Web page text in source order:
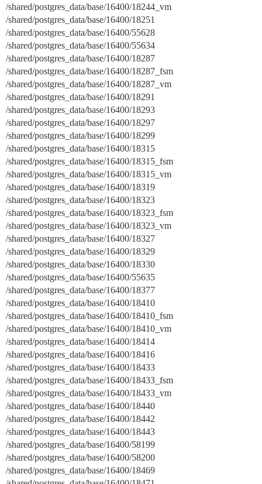
/shared/postgres_data/base/16400/18244_vm
/shared/postgres_data/base/16400/18251
/shared/postgres_data/base/16400/55628
/shared/postgres_data/base/16400/55634
/shared/postgres_data/base/16400/18287
/shared/postgres_data/base/16400/18287_fsm
/shared/postgres_data/base/16400/18287_vm
/shared/postgres_data/base/16400/18291
/shared/postgres_data/base/16400/18293
/shared/postgres_data/base/16400/18297
/shared/postgres_data/base/16400/18299
/shared/postgres_data/base/16400/18315
/shared/postgres_data/base/16400/18315_fsm
/shared/postgres_data/base/16400/18315_vm
/shared/postgres_data/base/16400/18319
/shared/postgres_data/base/16400/18323
/shared/postgres_data/base/16400/18323_fsm
/shared/postgres_data/base/16400/18323_vm
/shared/postgres_data/base/16400/18327
/shared/postgres_data/base/16400/18329
/shared/postgres_data/base/16400/18330
/shared/postgres_data/base/16400/55635
/shared/postgres_data/base/16400/18377
/shared/postgres_data/base/16400/18410
/shared/postgres_data/base/16400/18410_fsm
/shared/postgres_data/base/16400/18410_vm
/shared/postgres_data/base/16400/18414
/shared/postgres_data/base/16400/18416
/shared/postgres_data/base/16400/18433
/shared/postgres_data/base/16400/18433_fsm
/shared/postgres_data/base/16400/18433_vm
/shared/postgres_data/base/16400/18440
/shared/postgres_data/base/16400/18442
/shared/postgres_data/base/16400/18443
/shared/postgres_data/base/16400/58199
/shared/postgres_data/base/16400/58200
/shared/postgres_data/base/16400/18469